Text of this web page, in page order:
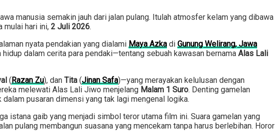
manusia semakin jauh dari jalan pulang. Itulah atmosfer kelam yang dibawa
mulai hari ini, 2 Juli 2026.
nyata pendakian yang dialami Maya Azka di Gunung Welirang, Jawa
dalam cerita para pendaki—tentang sebuah kawasan bernama Alas Lali
(Razan Zu), dan Tita (Jinan Safa)—yang merayakan kelulusan dengan
melewati Alas Lali Jiwo menjelang Malam 1 Suro. Denting gamelan
pusaran dimensi yang tak lagi mengenal logika.
istana gaib yang menjadi simbol teror utama film ini. Suara gamelan yang
pulang membangun suasana yang mencekam tanpa harus berlebihan. Horor